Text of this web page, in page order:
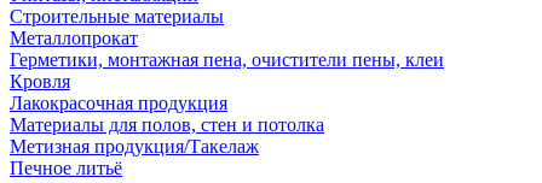
Строительные материалы
Металлопрокат
Герметики, монтажная пена, очистители пены, клеи
Кровля
Лакокрасочная продукция
Материалы для полов, стен и потолка
Метизная продукция/Такелаж
Печное литьё